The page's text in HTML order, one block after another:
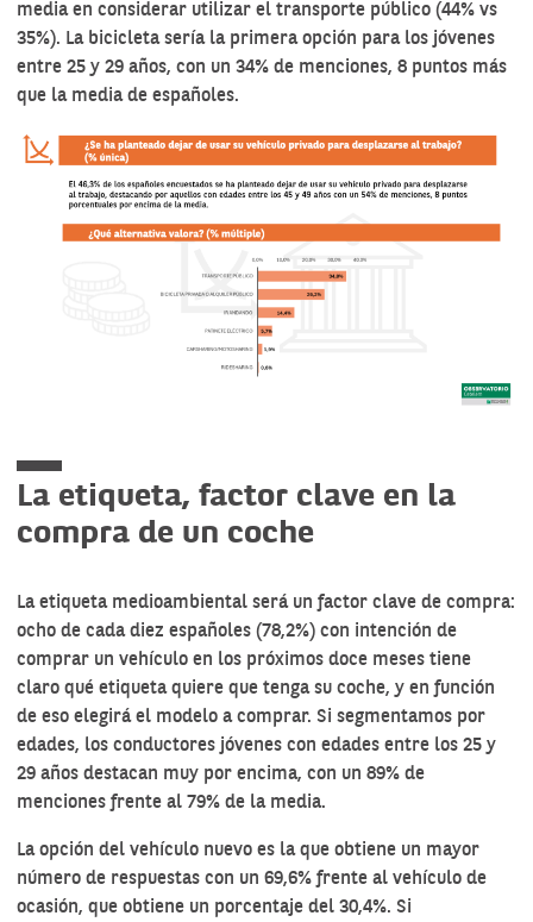
media en considerar utilizar el transporte público (44% vs
35%). La bicicleta sería la primera opción para los jóvenes
entre 25 y 29 años, con un 34% de menciones, 8 puntos más
que la media de españoles.
La etiqueta, factor clave en la
compra de un coche
La etiqueta medioambiental será un factor clave de compra:
ocho de cada diez españoles (78,2%) con intención de
comprar un vehículo en los próximos doce meses tiene
claro qué etiqueta quiere que tenga su coche, y en función
de eso elegirá el modelo a comprar. Si segmentamos por
edades, los conductores jóvenes con edades entre los 25 y
29 años destacan muy por encima, con un 89% de
menciones frente al 79% de la media.
La opción del vehículo nuevo es la que obtiene un mayor
número de respuestas con un 69,6% frente al vehículo de
ocasión, que obtiene un porcentaje del 30,4%. Si